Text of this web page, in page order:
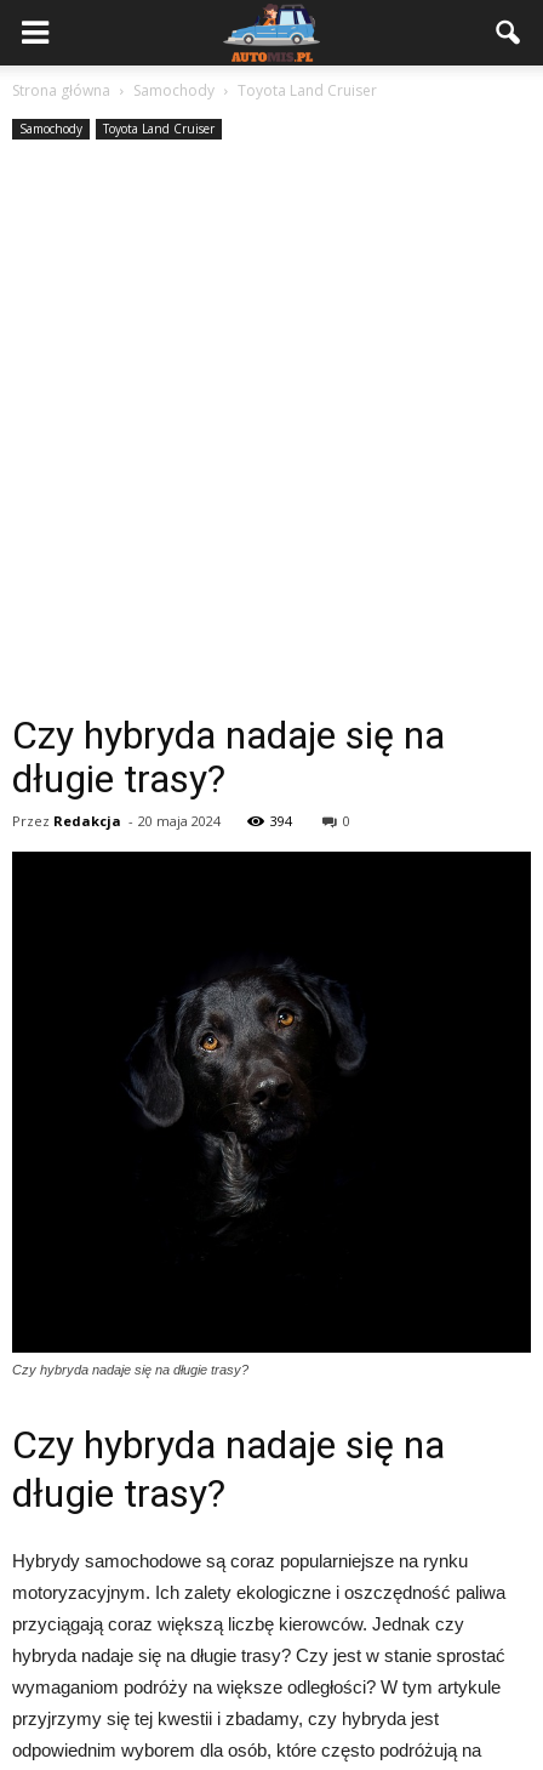
Strona główna Samochody Toyota Land Cruiser
Samochody Toyota Land Cruiser
Czy hybryda nadaje się na
długie trasy?
Przez Redakcja - 20 maja 2024 394 0
Czy hybryda nadaje się na długie trasy?
Czy hybryda nadaje się na
długie trasy?
Hybrydy samochodowe są coraz popularniejsze na rynku
motoryzacyjnym. Ich zalety ekologiczne i oszczędność paliwa
przyciągają coraz większą liczbę kierowców. Jednak czy
hybryda nadaje się na długie trasy? Czy jest w stanie sprostać
wymaganiom podróży na większe odległości? W tym artykule
przyjrzymy się tej kwestii i zbadamy, czy hybryda jest
odpowiednim wyborem dla osób, które często podróżują na